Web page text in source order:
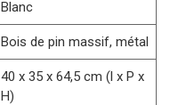
Blanc
Bois de pin massif, métal
40 x 35 x 64,5 cm (l x P x
H)